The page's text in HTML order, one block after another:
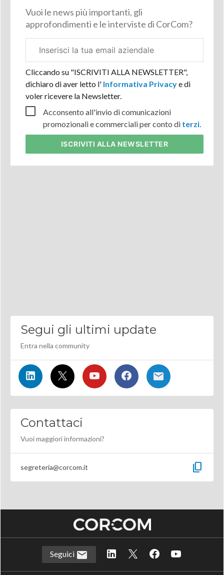
Vuoi le news più importanti, gli
approfondimenti e le interviste di CorCom?
aziendale
Cliccando su "ISCRIVITI ALLA NEWSLETTER",
dichiaro di aver letto l'Informativa Privacye di
voler ricevere la Newsletter.
Acconsento all'invio di comunicazioni
promozionali e commerciali per conto di terzi.
ISCRIVITI ALLA NEWSLETTER
Segui gli ultimi update
Entra nella community
Contattaci
Vuoi maggiori informazioni?
segreteria@corcom.it content_copy
Seguici